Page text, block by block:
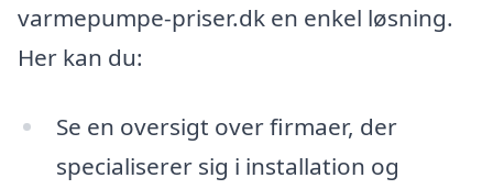
varmepumpe-priser.dk en enkel løsning.
Her kan du:
Se en oversigt over firmaer, der
specialiserer sig i installation og